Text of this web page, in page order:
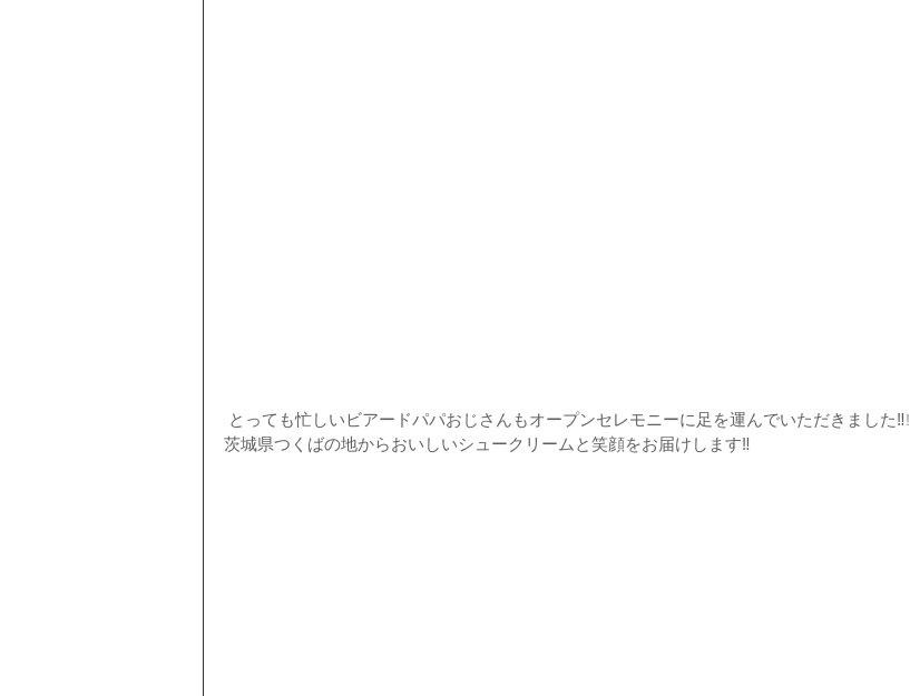
とっても忙しいビアードパパおじさんもオープンセレモニーに足を運んでいただきました‼!
茨城県つくばの地からおいしいシュークリームと笑顔をお届けします‼